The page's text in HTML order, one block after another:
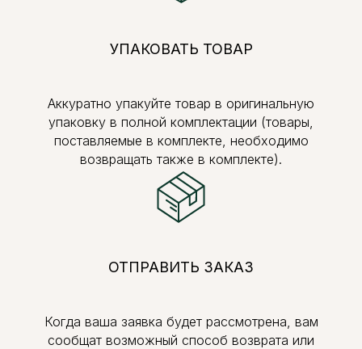
УПАКОВАТЬ ТОВАР
Аккуратно упакуйте товар в оригинальную
упаковку в полной комплектации (товары,
поставляемые в комплекте, необходимо
возвращать также в комплекте).
ОТПРАВИТЬ ЗАКАЗ
Когда ваша заявка будет рассмотрена, вам
сообщат возможный способ возврата или